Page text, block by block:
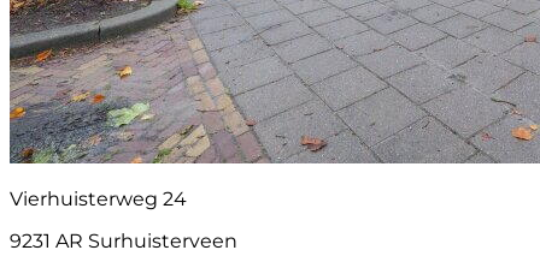
Vierhuisterweg 24
9231 AR Surhuisterveen